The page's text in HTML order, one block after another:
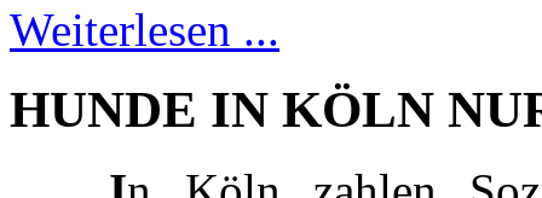
Weiterlesen ...
HUNDE IN KÖLN